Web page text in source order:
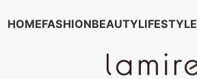
HOMEFASHIONBEAUTYLIFESTYLE